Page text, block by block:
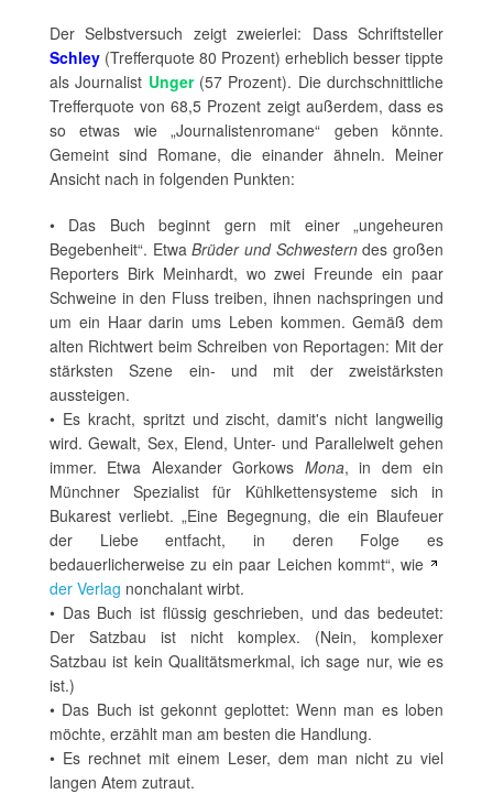
Der Selbstversuch zeigt zweierlei: Dass Schriftsteller
Schley (Trefferquote 80 Prozent) erheblich besser tippte
als Journalist Unger(57 Prozent). Die durchschnittliche
Trefferquote von 68,5 Prozent zeigt außerdem, dass es
so etwas wie „Journalistenromane“ geben könnte.
Gemeint sind Romane, die einander ähneln. Meiner
Ansicht nach in folgenden Punkten:
• Das Buch beginnt gern mit einer „ungeheuren
Begebenheit“. EtwaBrüder und Schwesterndes großen
Reporters Birk Meinhardt, wo zwei Freunde ein paar
Schweine in den Fluss treiben, ihnen nachspringen und
um ein Haar darin ums Leben kommen. Gemäß dem
alten Richtwert beim Schreiben von Reportagen: Mit der
stärksten Szene ein- und mit der zweistärksten
aussteigen.
• Es kracht, spritzt und zischt, damit's nicht langweilig
wird. Gewalt, Sex, Elend, Unter- und Parallelwelt gehen
immer. Etwa Alexander Gorkows Mona, in dem ein
Münchner Spezialist für Kühlkettensysteme sich in
Bukarest verliebt. „Eine Begegnung, die ein Blaufeuer
der Liebe entfacht, in deren Folge es
bedauerlicherweise zu ein paar Leichen kommt“, wie
der Verlag nonchalant wirbt.
• Das Buch ist flüssig geschrieben, und das bedeutet:
Der Satzbau ist nicht komplex. (Nein, komplexer
Satzbau ist kein Qualitätsmerkmal, ich sage nur, wie es
ist.)
• Das Buch ist gekonnt geplottet: Wenn man es loben
möchte, erzählt man am besten die Handlung.
• Es rechnet mit einem Leser, dem man nicht zu viel
langen Atem zutraut.